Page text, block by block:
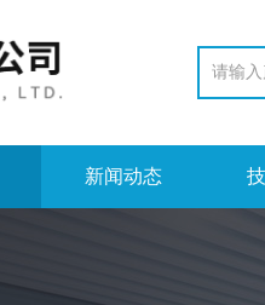
新闻动态